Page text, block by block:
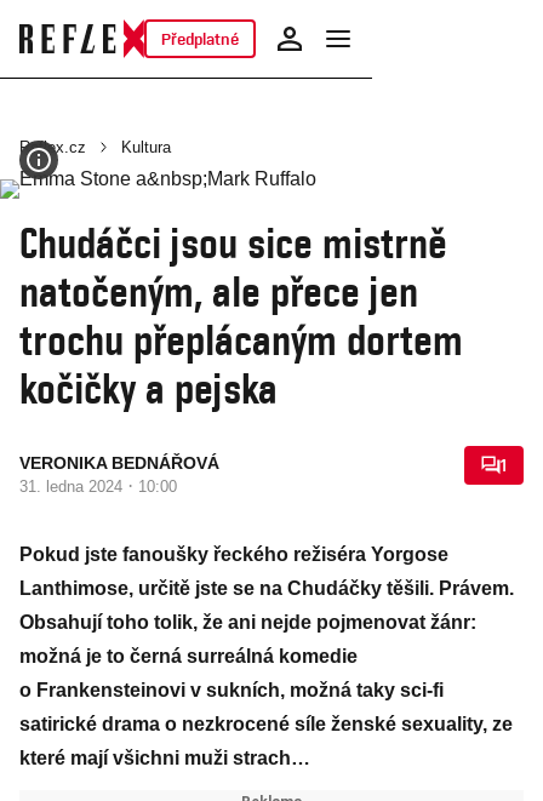
Předplatné
Reflex.cz Kultura
Chudáčci jsou sice mistrně
natočeným, ale přece jen
trochu přeplácaným dortem
kočičky a pejska
VERONIKA BEDNÁŘOVÁ
31. ledna 2024 · 10:00
1
Pokud jste fanoušky řeckého režiséra Yorgose
Lanthimose, určitě jste se na Chudáčky těšili. Právem.
Obsahují toho tolik, že ani nejde pojmenovat žánr:
možná je to černá surreálná komedie
o Frankensteinovi v sukních, možná taky sci-fi
satirické drama o nezkrocené síle ženské sexuality, ze
které mají všichni muži strach…